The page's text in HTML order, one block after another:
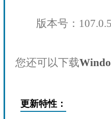
版本号：
您还可以下载
更新特性：